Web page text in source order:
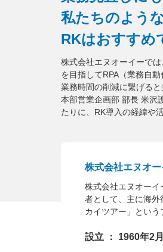
私たちのよう
RKはおすすめ
株式会社エヌオーイーで
を目指してRPA（業務自
業務時間の削減に繋げる
本部営業企画部 部長 米沢
たりに、RK導入の経緯や
株式会社エヌオ
株式会社エヌオー
者として、主に海
カイツアー」とい
設立 ： 1960年2